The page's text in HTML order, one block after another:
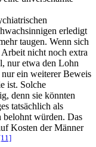
erledigt
taugen. Wenn sich
nicht noch extra
nur etwa den Lohn
ein weiterer Beweis
ist. Solche
denn sie könnten
tatsächlich als
belohnt würden. Das
Kosten der Männer